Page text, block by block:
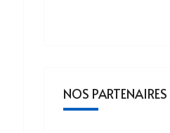
NOS PARTENAIRES